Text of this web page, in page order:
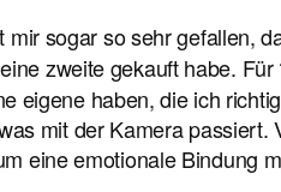
sogar so sehr gefallen,
zweite gekauft habe. Für
eigene haben, die ich richtig
mit der Kamera passiert.
eine emotionale Bindung